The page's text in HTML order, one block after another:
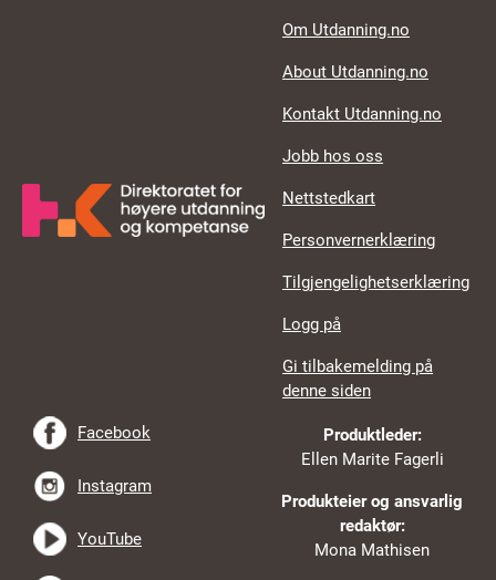
Footer links
Om Utdanning.no
About Utdanning.no
Kontakt Utdanning.no
Jobb hos oss
Nettstedkart
Personvernerklæring
Tilgjengelighetserklæring
Logg på
Gi tilbakemelding på
denne siden
Produktleder:
Ellen Marite Fagerli
Produkteier og ansvarlig
redaktør:
Mona Mathisen
Facebook
Instagram
YouTube